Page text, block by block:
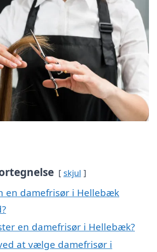
skjul
en damefrisør i Hellebæk
en damefrisør i Hellebæk?
at vælge damefrisør i